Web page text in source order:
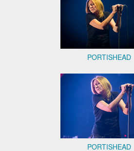
PORTISHEAD
PORTISHEAD